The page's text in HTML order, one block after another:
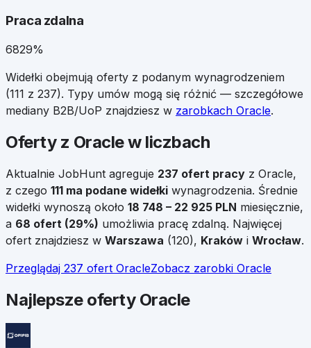
Praca zdalna
6829%
Widełki obejmują oferty z podanym wynagrodzeniem
(111 z 237). Typy umów mogą się różnić — szczegółowe
mediany B2B/UoP znajdziesz w zarobkach Oracle.
Oferty z Oracle w liczbach
Aktualnie JobHunt agreguje 237 ofert pracy z Oracle,
z czego 111 ma podane widełki wynagrodzenia. Średnie
widełki wynoszą około 18 748 – 22 925 PLN miesięcznie,
a 68 ofert (29%) umożliwia pracę zdalną. Najwięcej
ofert znajdziesz w Warszawa (120), Kraków i Wrocław.
Przeglądaj 237 ofert OracleZobacz zarobki Oracle
Najlepsze oferty Oracle